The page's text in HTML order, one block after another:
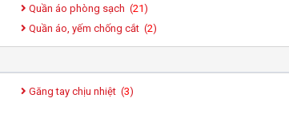
Quần áo phòng sạch (21)
Quần áo, yếm chống cắt (2)
Găng tay chịu nhiệt (3)